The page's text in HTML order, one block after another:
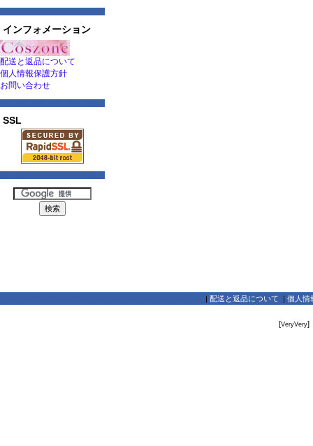
インフォメーション
配送と返品について
個人情報保護方針
お問い合わせ
SSL
| 配送と返品について | 個人情
[VeryVery]